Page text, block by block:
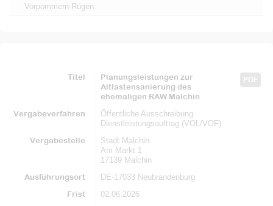
Vorpommern-Rügen
Titel PDF
Planungsleistungen zur
Altlastensanierung des
ehemaligen RAW Malchin
Vergabeverfahren
Öffentliche Ausschreibung
Dienstleistungsauftrag (VOL/VOF)
Vergabestelle
Stadt Malchin
Am Markt 1
17139 Malchin
Ausführungsort
DE-17033 Neubrandenburg
Frist
02.06.2026